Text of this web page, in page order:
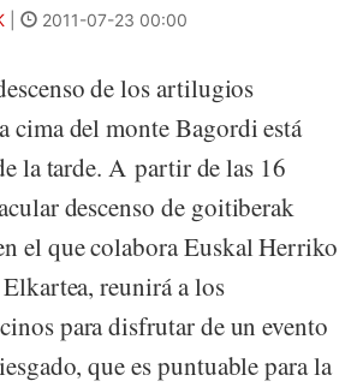
2011-07-23 00:00
de los artilugios
cima del monte Bagordi está
la tarde. A partir de las 16
descenso de goitiberak
el que colabora Euskal Herriko
reunirá a los
para disfrutar de un evento
que es puntuable para la